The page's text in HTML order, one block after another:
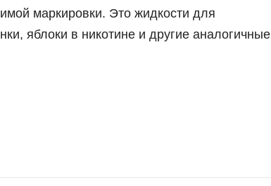
маркировки. Это жидкости для
яблоки в никотине и другие аналогичные